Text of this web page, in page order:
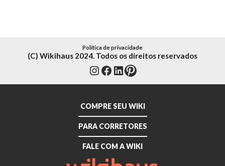
Instagram
Facebook
LinkedIn
Pinterest
Política de privacidade
(C) Wikihaus 2024. Todos os direitos reservados
COMPRE SEU WIKI
PARA CORRETORES
FALE COM A WIKI